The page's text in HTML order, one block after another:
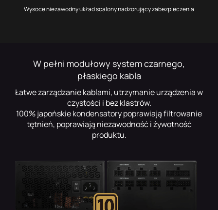
Wysoce niezawodny układ scalony nadzorujący zabezpieczenia
W pełni modułowy system czarnego,
płaskiego kabla
Łatwe zarządzanie kablami, utrzymanie urządzenia w
czystości i bez klastrów.
100% japońskie kondensatory poprawiają filtrowanie
tętnień, poprawiają niezawodność i żywotność
produktu.